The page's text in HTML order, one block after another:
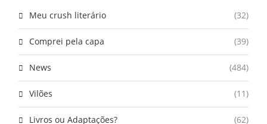
Meu crush literário (32)
Comprei pela capa (39)
News (484)
Vilões (11)
Livros ou Adaptações? (62)